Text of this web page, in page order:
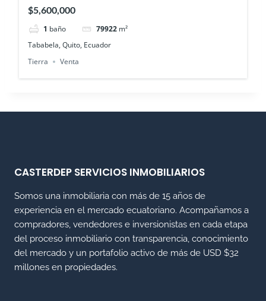
$5,600,000
1 baño 79922 m²
Tababela, Quito, Ecuador
Tierra
Venta
CASTERDEP SERVICIOS INMOBILIARIOS
Somos una inmobiliaria con más de 15 años de
experiencia en el mercado ecuatoriano. Acompañamos a
compradores, vendedores e inversionistas en cada etapa
del proceso inmobiliario con transparencia, conocimiento
del mercado y un portafolio activo de más de USD $32
millones en propiedades.